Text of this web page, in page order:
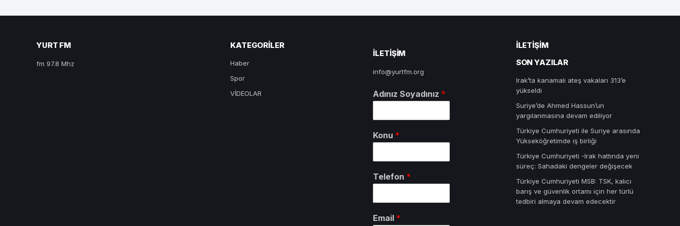
YURT FM
fm 97.8 Mhz
KATEGORILER
Haber
Spor
VİDEOLAR
ILETIŞIM
info@yurtfm.org
Adınız Soyadınız *
Konu *
Telefon *
Email *
İLETIŞIM
SON YAZILAR
Irak’ta kanamalı ateş vakaları 313’e
yükseldi
Suriye’de Ahmed Hassun’un
yargılanmasına devam ediliyor
Türkiye Cumhuriyeti ile Suriye arasında
Yükseköğretimde iş birliği
Türkiye Cumhuriyeti -Irak hattında yeni
süreç: Sahadaki dengeler değişecek
Türkiye Cumhuriyeti MSB: TSK, kalıcı
barış ve güvenlik ortamı için her türlü
tedbiri almaya devam edecektir